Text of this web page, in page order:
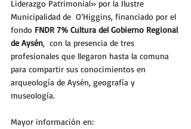
Liderazgo Patrimonial» por la Ilustre
Municipalidad de  O’Higgins, financiado por el
fondo FNDR 7% Cultura del Gobierno Regional
de Aysén,  con la presencia de tres
profesionales que llegaron hasta la comuna
para compartir sus conocimientos en
arqueología de Aysén, geografía y
museología.
Mayor información en: